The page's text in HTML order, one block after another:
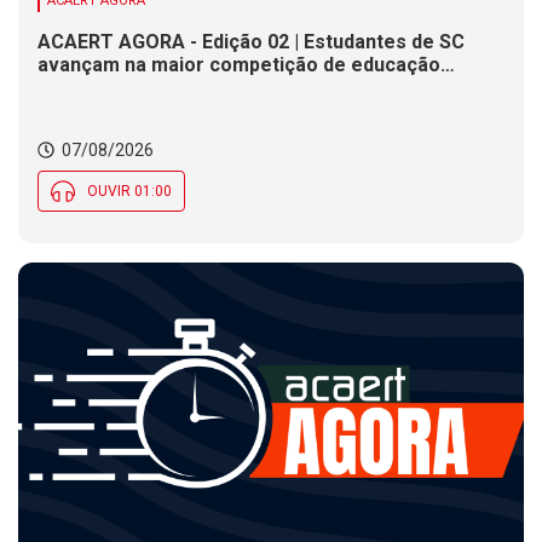
ACAERT AGORA - Edição 02 | Estudantes de SC
avançam na maior competição de educação
Social nesta sexta (7)
07/08/2026
OUVIR 01:00